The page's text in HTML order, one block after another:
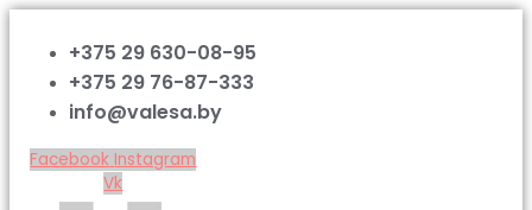
+375 29 630-08-95
+375 29 76-87-333
info@valesa.by
Facebook Instagram
Vk